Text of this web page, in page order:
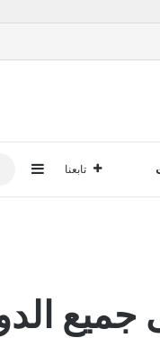
تابعنا
| 2026 | تعرف